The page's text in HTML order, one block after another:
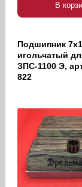
В
Подшипник
игольчатый
ЗПС-1100 Э,
822